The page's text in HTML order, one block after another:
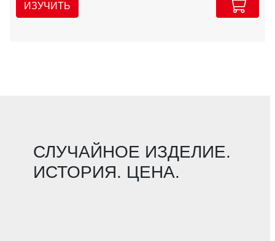
ИЗУЧИТЬ
СЛУЧАЙНОЕ ИЗДЕЛИЕ.
ИСТОРИЯ. ЦЕНА.